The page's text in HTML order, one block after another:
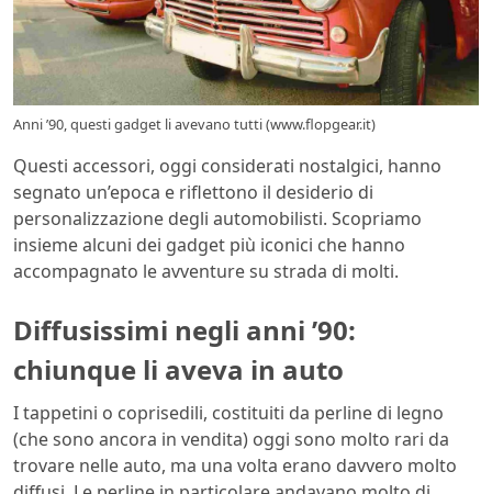
Anni ’90, questi gadget li avevano tutti (www.flopgear.it)
Questi accessori, oggi considerati nostalgici, hanno
segnato un’epoca e riflettono il desiderio di
personalizzazione degli automobilisti. Scopriamo
insieme alcuni dei gadget più iconici che hanno
accompagnato le avventure su strada di molti.
Diffusissimi negli anni ’90:
chiunque li aveva in auto
I tappetini o coprisedili, costituiti da perline di legno
(che sono ancora in vendita) oggi sono molto rari da
trovare nelle auto, ma una volta erano davvero molto